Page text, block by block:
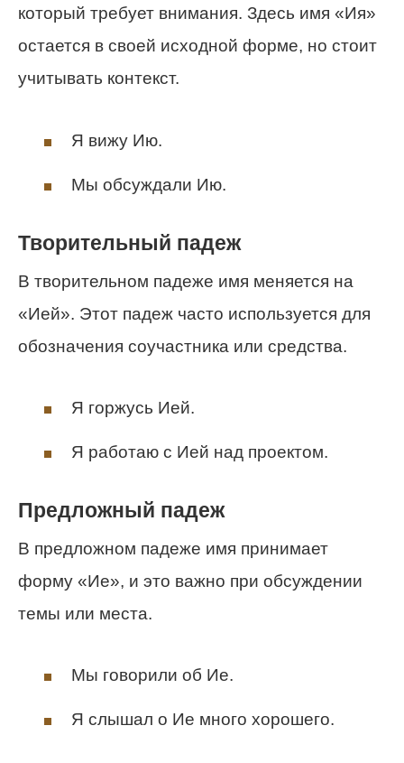
который требует внимания. Здесь имя «Ия»
остается в своей исходной форме, но стоит
учитывать контекст.
Я вижу Ию.
Мы обсуждали Ию.
Творительный падеж
В творительном падеже имя меняется на
«Ией». Этот падеж часто используется для
обозначения соучастника или средства.
Я горжусь Ией.
Я работаю с Ией над проектом.
Предложный падеж
В предложном падеже имя принимает
форму «Ие», и это важно при обсуждении
темы или места.
Мы говорили об Ие.
Я слышал о Ие много хорошего.